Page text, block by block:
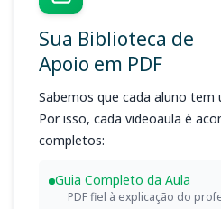
Sua Biblioteca de
Apoio em PDF
Sabemos que cada aluno tem
Por isso, cada videoaula é
completos:
Guia Completo da Aula
PDF fiel à explicação do